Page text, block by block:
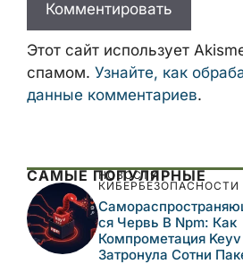
Этот сайт использует
спамом. Узнайте, как
данные комментариев.
САМЫЕ ПОПУЛЯРНЫЕ
НОВОСТИ
КИБЕРБЕЗОПАСНОСТИ
Ся Червь В Npm: Как
Компрометация Keyv
Затронула Сотни